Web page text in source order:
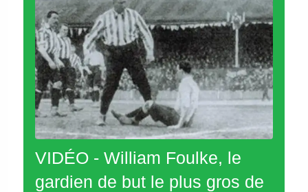
VIDÉO - William Foulke, le
gardien de but le plus gros de